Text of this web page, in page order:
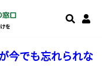
今でも忘れられな